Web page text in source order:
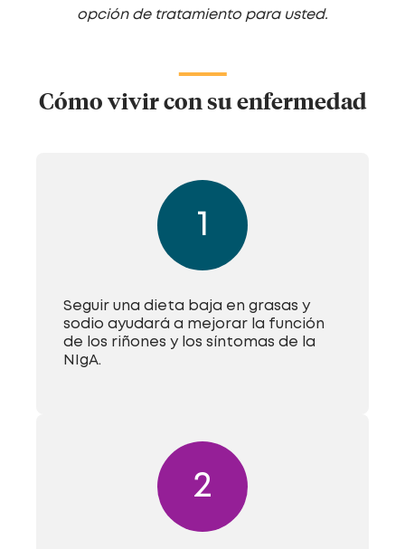
opción de tratamiento para usted.
Cómo vivir con su enfermedad
1
Seguir una dieta baja en grasas y
sodio ayudará a mejorar la función
de los riñones y los síntomas de la
NIgA.
2